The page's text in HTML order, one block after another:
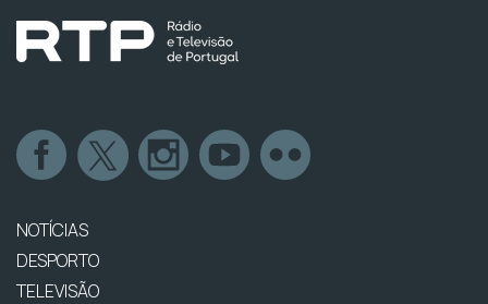
NOTÍCIAS
DESPORTO
TELEVISÃO